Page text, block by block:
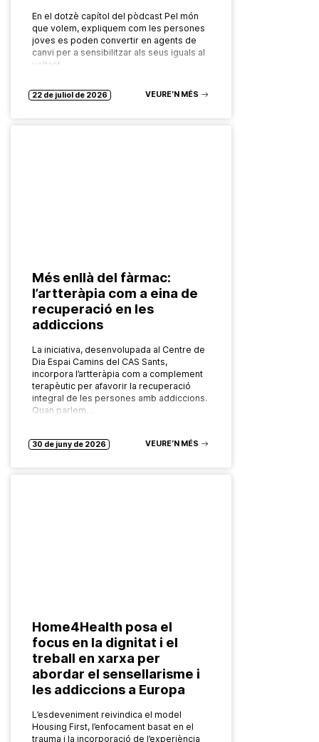
En el dotzè capítol del pòdcast Pel món
que volem, expliquem com les persones
joves es poden convertir en agents de
canvi per a sensibilitzar als seus iguals al
voltant…
22 de juliol de 2026 VEURE’N MÉS
Més enllà del fàrmac:
l’artteràpia com a eina de
recuperació en les
addiccions
La iniciativa, desenvolupada al Centre de
Dia Espai Camins del CAS Sants,
incorpora l’artteràpia com a complement
terapèutic per afavorir la recuperació
integral de les persones amb addiccions.
Quan parlem…
30 de juny de 2026 VEURE’N MÉS
Home4Health posa el
focus en la dignitat i el
treball en xarxa per
abordar el sensellarisme i
les addiccions a Europa
L’esdeveniment reivindica el model
Housing First, l’enfocament basat en el
trauma i la incorporació de l’experiència